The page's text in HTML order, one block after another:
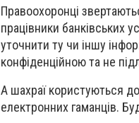
Правоохоронці
працівники банківських
уточнити ту чи іншу
конфіденційною та не
А шахраї користуються
електронних гаманців.